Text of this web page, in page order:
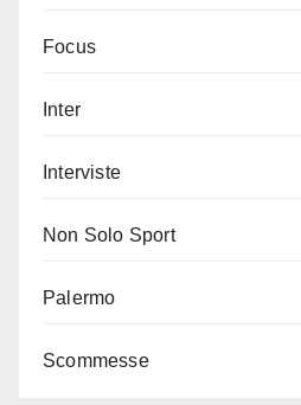
Focus
Inter
Interviste
Non Solo Sport
Palermo
Scommesse